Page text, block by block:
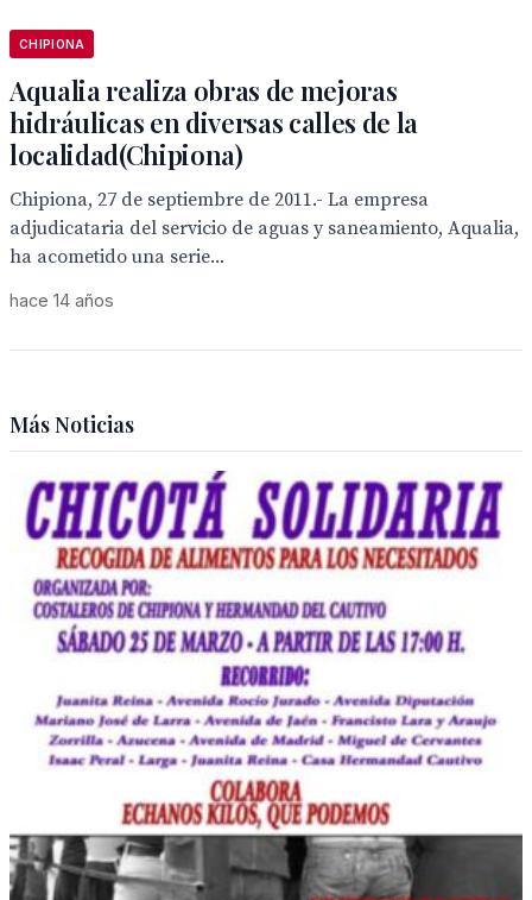
CHIPIONA
Aqualia realiza obras de mejoras
hidráulicas en diversas calles de la
localidad(Chipiona)
Chipiona, 27 de septiembre de 2011.- La empresa
adjudicataria del servicio de aguas y saneamiento, Aqualia,
ha acometido una serie...
hace 14 años
Más Noticias